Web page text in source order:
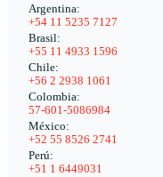
Argentina:
+54 11 5235 7127
Brasil:
+55 11 4933 1596
Chile:
+56 2 2938 1061
Colombia:
57-601-5086984
México:
+52 55 8526 2741
Perú:
+51 1 6449031